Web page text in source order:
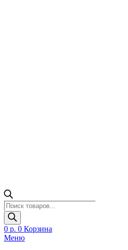
Поиск
товаров
0 р. 0 Корзина
Меню